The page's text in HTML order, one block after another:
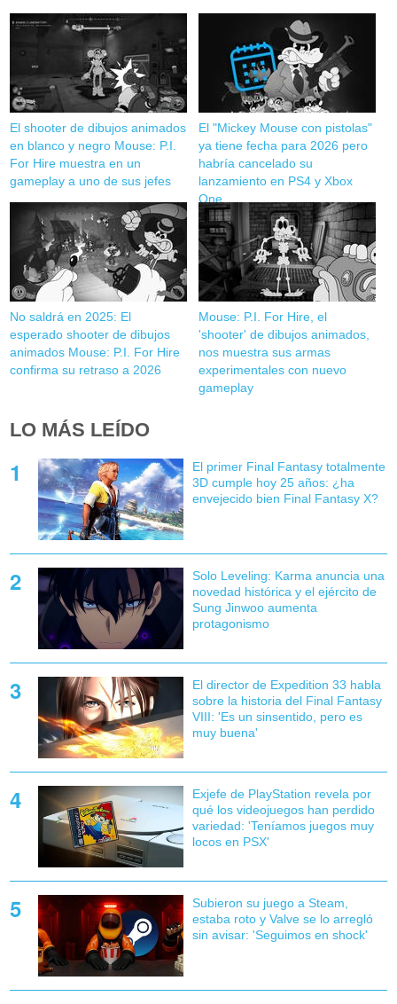
El shooter de dibujos animados
en blanco y negro Mouse: P.I.
For Hire muestra en un
gameplay a uno de sus jefes
El "Mickey Mouse con pistolas"
ya tiene fecha para 2026 pero
habría cancelado su
lanzamiento en PS4 y Xbox
One
No saldrá en 2025: El
esperado shooter de dibujos
animados Mouse: P.I. For Hire
confirma su retraso a 2026
Mouse: P.I. For Hire, el
'shooter' de dibujos animados,
nos muestra sus armas
experimentales con nuevo
gameplay
LO MÁS LEÍDO
El primer Final Fantasy totalmente
3D cumple hoy 25 años: ¿ha
envejecido bien Final Fantasy X?
Solo Leveling: Karma anuncia una
novedad histórica y el ejército de
Sung Jinwoo aumenta
protagonismo
El director de Expedition 33 habla
sobre la historia del Final Fantasy
VIII: 'Es un sinsentido, pero es
muy buena'
Exjefe de PlayStation revela por
qué los videojuegos han perdido
variedad: 'Teníamos juegos muy
locos en PSX'
Subieron su juego a Steam,
estaba roto y Valve se lo arregló
sin avisar: 'Seguimos en shock'